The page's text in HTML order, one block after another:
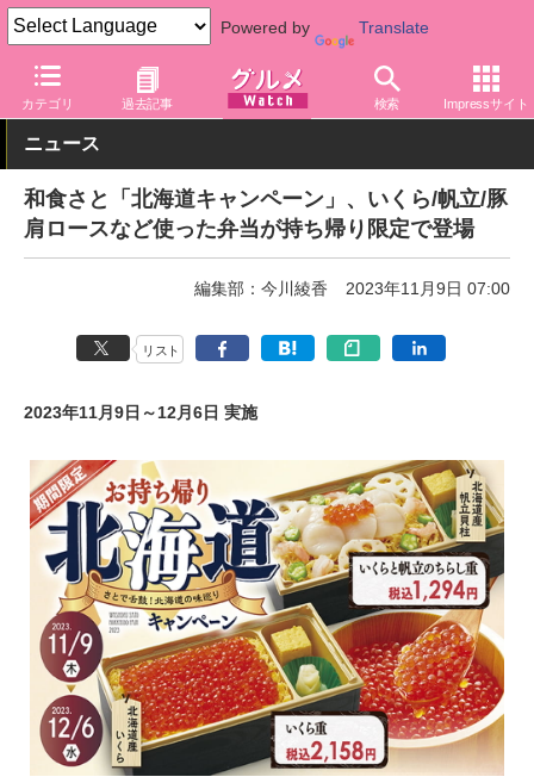
Powered by Translate
カテゴリ 過去記事 検索 Impressサイト
グルメ Watch 店舗 レストラン 和食さと
ニュース
和食さと「北海道キャンペーン」、いくら/帆立/豚
肩ロースなど使った弁当が持ち帰り限定で登場
編集部：今川綾香 2023年11月9日 07:00
リスト
2023年11月9日～12月6日 実施